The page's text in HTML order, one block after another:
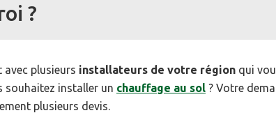
?
plusieurs installateurs de votre région qui
souhaitez installer un chauffage au sol ? Votre
plusieurs devis.